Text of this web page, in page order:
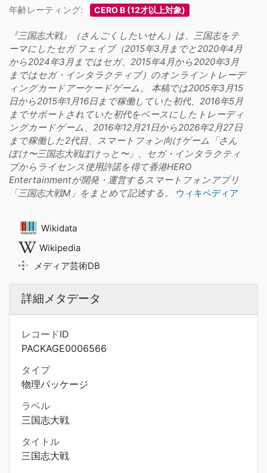
年齢レーティング: CERO B (12才以上対象)
『三国志大戦』（さんごくしたいせん）は、三国志をテ
ーマにしたセガ フェイブ（2015年3月までと2020年4月
から2024年3月まではセガ、2015年4月から2020年3月
まではセガ・インタラクティブ）のオンライントレーデ
ィングカードアーケードゲーム。 本稿では2005年3月15
日から2015年1月16日まで稼働していた初代、2016年5月
までサポートされていた初代をベースにしたトレーディ
ングカードゲーム、2016年12月21日から2026年2月27日
まで稼働した2代目、スマートフォン向けゲーム「さん
ぽけ〜三国志大戦ぽけっと〜」、セガ・インタラクティ
ブからライセンス使用許諾を得て香港HERO
Entertainmentが開発・運営するスマートフォンアプリ
「三国志大戦M」をまとめて記述する。
ウィキペディア
Wikidata
Wikipedia
メディア芸術DB
詳細メタデータ
レコードID
PACKAGE0006566
タイプ
物理パッケージ
ラベル
三国志大戦
タイトル
三国志大戦